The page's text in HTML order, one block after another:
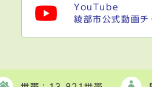
YouTube
綾部市公式動画チ